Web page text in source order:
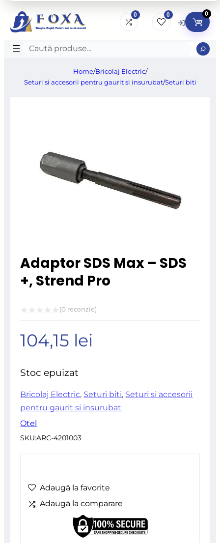
0 0 0
Caută
Home/Bricolaj Electric/
Seturi si accesorii pentru gaurit si insurubat/Seturi biti
Adaptor SDS Max – SDS
+, Strend Pro
la
(0 recenzie)
104,15 lei
Stoc epuizat
Bricolaj Electric, Seturi biti, Seturi si accesorii
pentru gaurit si insurubat
Otel
SKU:ARC-4201003
Adaugă la favorite
Adaugă la comparare